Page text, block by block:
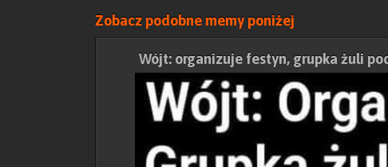
Zobacz podobne memy poniżej
Wójt: organizuje festyn, grupka żuli